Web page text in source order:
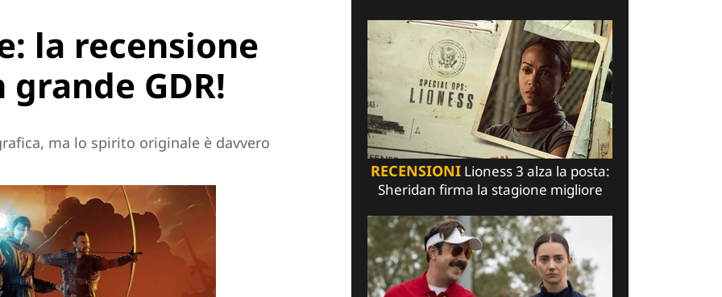
la recensione
GDR!
ma lo spirito originale è davvero
RECENSIONILioness 3 alza la posta:
Sheridan firma la stagione migliore